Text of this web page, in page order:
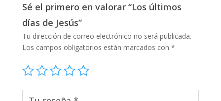
Sé el primero en valorar “Los últimos
días de Jesús”
Tu dirección de correo electrónico no será publicada.
Los campos obligatorios están marcados con *